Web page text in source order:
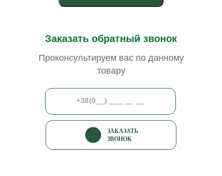
Заказать обратный звонок
Проконсультируем вас по данному
товару
ЗАКАЗАТЬ
ЗВОНОК